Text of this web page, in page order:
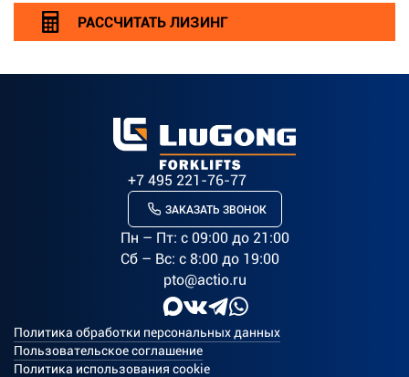
РАССЧИТАТЬ ЛИЗИНГ
+7 495 221-76-77
ЗАКАЗАТЬ ЗВОНОК
Пн – Пт: c 09:00 до 21:00
Сб – Вс: с 8:00 до 19:00
pto@actio.ru
Политика обработки персональных данных
Пользовательское соглашение
Политика использования cookie